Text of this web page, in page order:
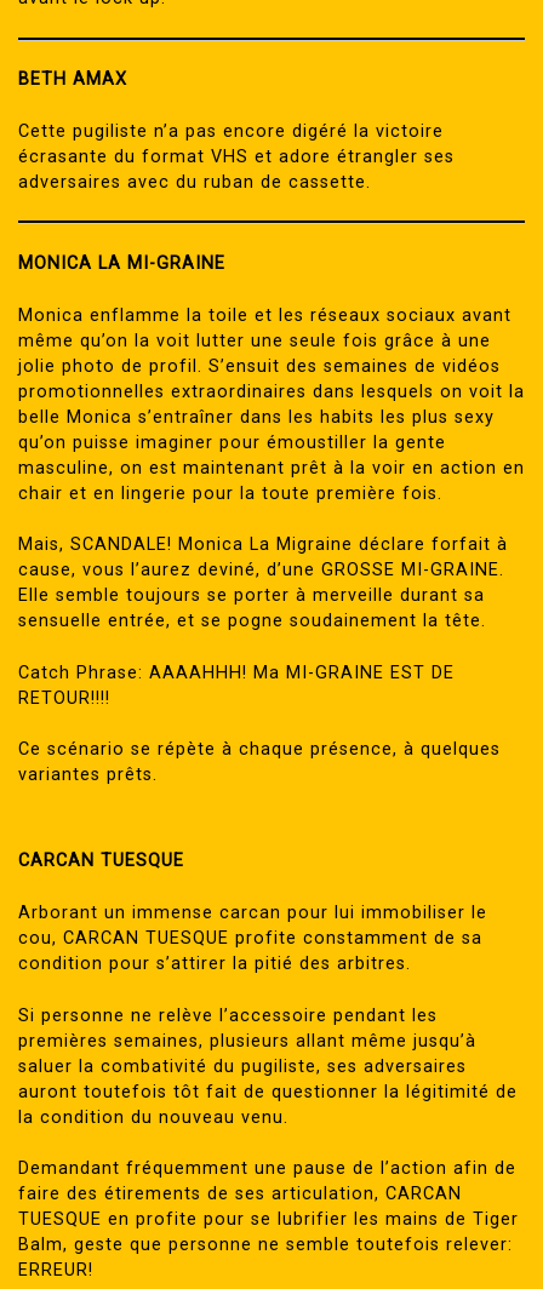
BETH AMAX
Cette pugiliste n’a pas encore digéré la victoire
écrasante du format VHS et adore étrangler ses
adversaires avec du ruban de cassette.
MONICA LA MI-GRAINE
Monica enflamme la toile et les réseaux sociaux avant
même qu’on la voit lutter une seule fois grâce à une
jolie photo de profil. S’ensuit des semaines de vidéos
promotionnelles extraordinaires dans lesquels on voit la
belle Monica s’entraîner dans les habits les plus sexy
qu’on puisse imaginer pour émoustiller la gente
masculine, on est maintenant prêt à la voir en action en
chair et en lingerie pour la toute première fois.
Mais, SCANDALE! Monica La Migraine déclare forfait à
cause, vous l’aurez deviné, d’une GROSSE MI-GRAINE.
Elle semble toujours se porter à merveille durant sa
sensuelle entrée, et se pogne soudainement la tête.
Catch Phrase: AAAAHHH! Ma MI-GRAINE EST DE
RETOUR!!!!
Ce scénario se répète à chaque présence, à quelques
variantes prêts.
CARCAN TUESQUE
Arborant un immense carcan pour lui immobiliser le
cou, CARCAN TUESQUE profite constamment de sa
condition pour s’attirer la pitié des arbitres.
Si personne ne relève l’accessoire pendant les
premières semaines, plusieurs allant même jusqu’à
saluer la combativité du pugiliste, ses adversaires
auront toutefois tôt fait de questionner la légitimité de
la condition du nouveau venu.
Demandant fréquemment une pause de l’action afin de
faire des étirements de ses articulation, CARCAN
TUESQUE en profite pour se lubrifier les mains de Tiger
Balm, geste que personne ne semble toutefois relever:
ERREUR!